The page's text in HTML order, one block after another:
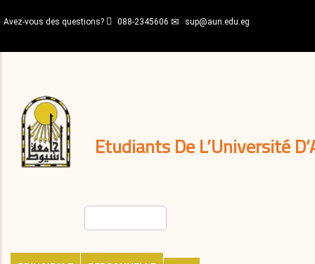
au
principal
Avez-vous des questions? 088-2345606 sup@aun.edu.eg
Etudiants De L’Université
décisions
Expatriés
Journal